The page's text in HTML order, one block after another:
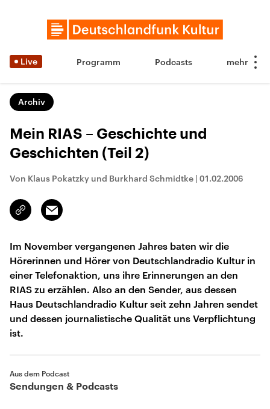
Live Programm Podcasts
Archiv
Mein RIAS – Geschichte und
Geschichten (Teil 2)
Von Klaus Pokatzky und Burkhard Schmidtke | 01.02.2006
Link
kopieren/teilen
Email
Im November vergangenen Jahres baten wir die
Hörerinnen und Hörer von Deutschlandradio Kultur in
einer Telefonaktion, uns ihre Erinnerungen an den
RIAS zu erzählen. Also an den Sender, aus dessen
Haus Deutschlandradio Kultur seit zehn Jahren sendet
und dessen journalistische Qualität uns Verpflichtung
ist.
Aus dem Podcast
Sendungen & Podcasts